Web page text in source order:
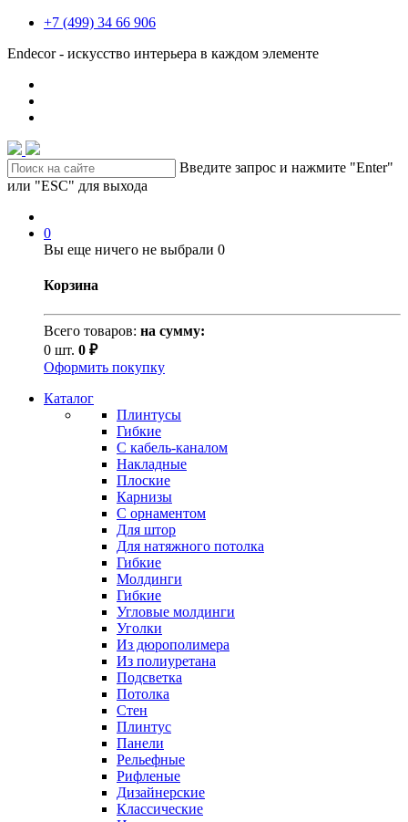
+7 (499) 34 66 906
Endecor - искусство интерьера в каждом элементе
Введите запрос и нажмите "Enter"
или "ESC" для выхода
0
Вы еще ничего не выбрали 0
Корзина
Всего товаров: на сумму:
0 шт. 0 ₽
Оформить покупку
Каталог
Плинтусы
Гибкие
C кабель-каналом
Накладные
Плоские
Карнизы
С орнаментом
Для штор
Для натяжного потолка
Гибкие
Молдинги
Гибкие
Угловые молдинги
Уголки
Из дюрополимера
Из полиуретана
Подсветка
Потолка
Стен
Плинтус
Панели
Рельефные
Рифленые
Дизайнерские
Классические